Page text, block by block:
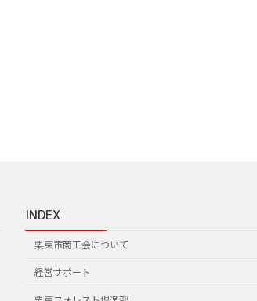
INDEX
栗東市商工会について
経営サポート